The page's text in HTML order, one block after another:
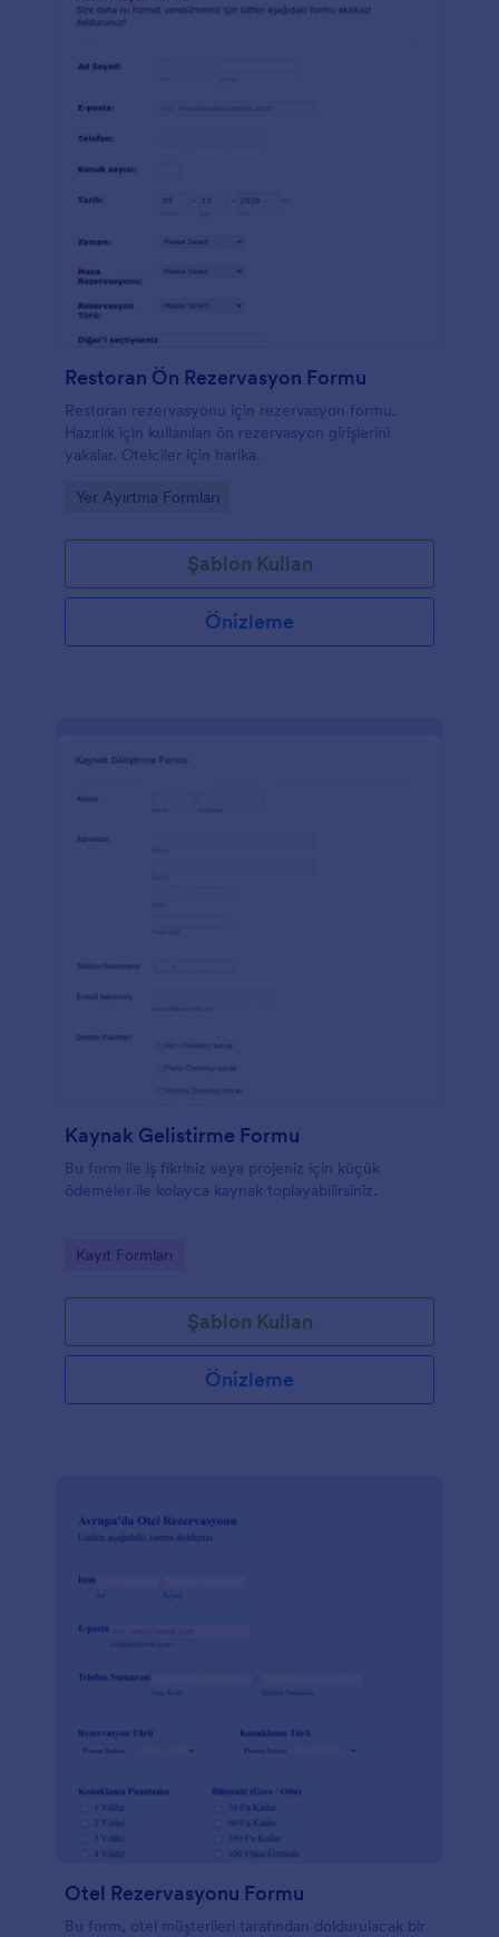
Restoran Ön Rezervasyon Formu
Restoran rezervasyonu için rezervasyon formu.
Hazırlık için kullanılan ön rezervasyon girişlerini
yakalar. Otelciler için harika.
Go to Category:
Yer Ayırtma Formları
Şablon Kullan
Önizleme
Kaynak Gelistirme Formu
Bu form ile iş fikriniz veya projeniz için küçük
ödemeler ile kolayca kaynak toplayabilirsiniz.
Go to Category:
Kayıt Formları
Şablon Kullan
Önizleme
Otel Rezervasyonu Formu
Bu form, otel müşterileri tarafından doldurulacak bir